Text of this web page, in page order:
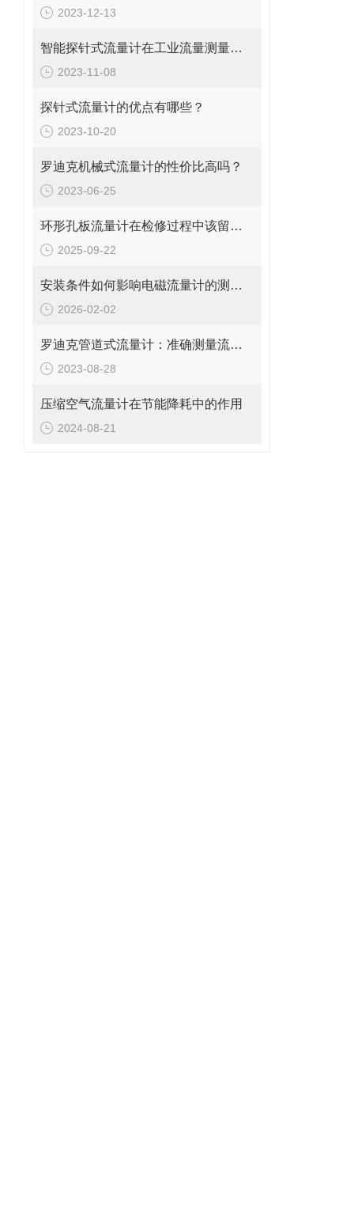
2023-12-13
智能探针式流量计在工业流量测量中的应用
2023-11-08
探针式流量计的优点有哪些？
2023-10-20
罗迪克机械式流量计的性价比高吗？
2023-06-25
环形孔板流量计在检修过程中该留意的事项
2025-09-22
安装条件如何影响电磁流量计的测量精度?
2026-02-02
罗迪克管道式流量计：准确测量流体的精密工具
2023-08-28
压缩空气流量计在节能降耗中的作用
2024-08-21